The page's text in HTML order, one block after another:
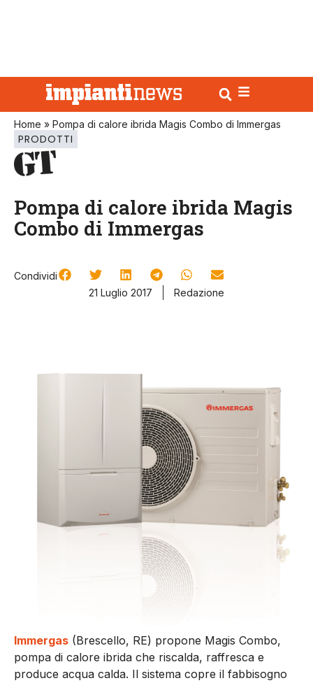
Home » Pompa di calore ibrida Magis Combo di Immergas
PRODOTTI
Pompa di calore ibrida Magis
Combo di Immergas
Condividi
21 Luglio 2017
Redazione
Immergas (Brescello, RE) propone Magis Combo,
pompa di calore ibrida che riscalda, raffresca e
produce acqua calda. Il sistema copre il fabbisogno